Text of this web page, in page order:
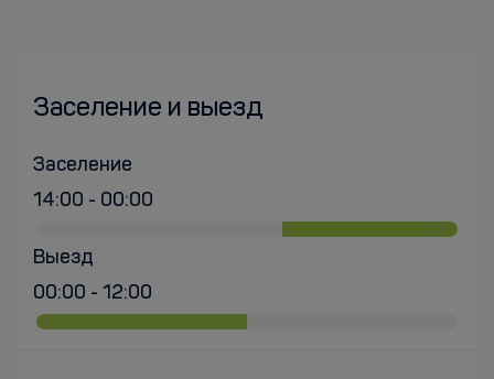
Заселение и выезд
Заселение
14:00 - 00:00
Выезд
00:00 - 12:00